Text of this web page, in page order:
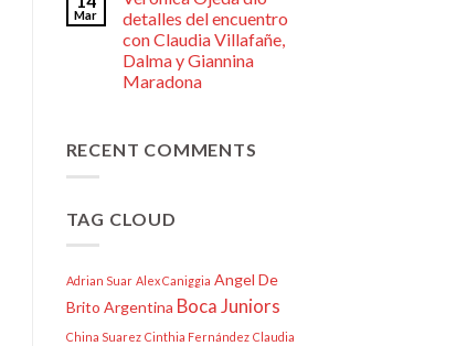
Mar
detalles del encuentro
con Claudia Villafañe,
Dalma y Giannina
Maradona
RECENT COMMENTS
TAG CLOUD
Adrian Suar Alex Caniggia Angel De
Brito Argentina Boca Juniors
China Suarez Cinthia Fernández Claudia